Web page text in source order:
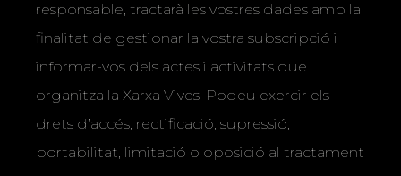
responsable, tractarà les vostres dades amb la
finalitat de gestionar la vostra subscripció i
informar-vos dels actes i activitats que
organitza la Xarxa Vives. Podeu exercir els
drets d’accés, rectificació, supressió,
portabilitat, limitació o oposició al tractament